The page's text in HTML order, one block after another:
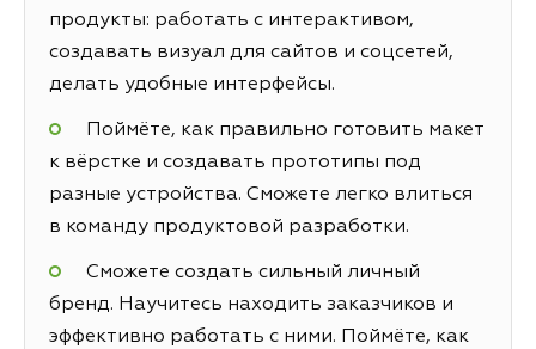
продукты: работать с интерактивом,
создавать визуал для сайтов и соцсетей,
делать удобные интерфейсы.
Поймёте, как правильно готовить макет
к вёрстке и создавать прототипы под
разные устройства. Сможете легко влиться
в команду продуктовой разработки.
Сможете создать сильный личный
бренд. Научитесь находить заказчиков и
эффективно работать с ними. Поймёте, как